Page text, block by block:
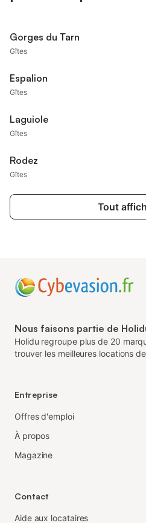
Gorges du Tarn
Gîtes
Espalion
Gîtes
Laguiole
Gîtes
Rodez
Gîtes
Tout
Nous faisons partie de
Holidu regroupe plus de 20
trouver les meilleures locations
Entreprise
Offres d'emploi
À propos
Magazine
Contact
Aide aux locataires